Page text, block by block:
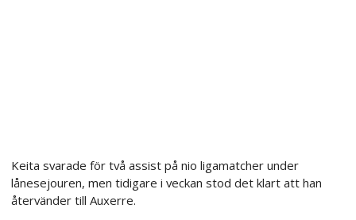
Keita svarade för två assist på nio ligamatcher under
lånesejouren, men tidigare i veckan stod det klart att han
återvänder till Auxerre.